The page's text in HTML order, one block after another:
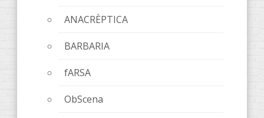
ANACRÈPTICA
BARBARIA
fARSA
ObScena